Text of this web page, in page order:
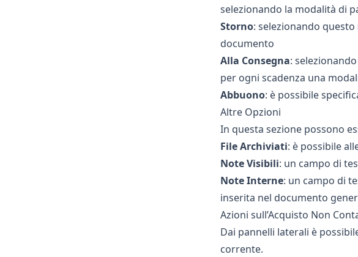
selezionando la modalità di
Storno: selezionando
documento
Alla Consegna:
per ogni scadenza una
Abbuono: è possibile
Altre Opzioni
In questa sezione possono
File Archiviati: è possibile
Note Visibili: un campo di
Note Interne: un campo di
inserita nel documento
Azioni sull’Acquisto Non
Dai pannelli laterali è
corrente.